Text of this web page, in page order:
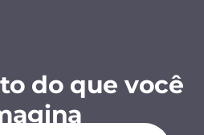
do que você